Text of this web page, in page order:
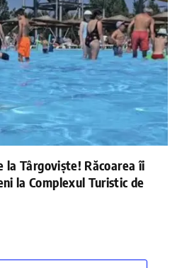
la Târgoviște! Răcoarea îi
la Complexul Turistic de